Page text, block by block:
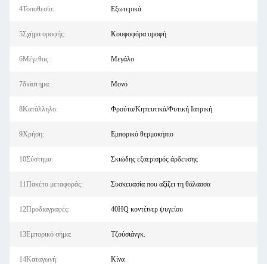
4Τοποθεσία: Εξωτερικά
5Σχήμα οροφής: Κουφοφόρα οροφή
6Μέγεθος: Μεγάλο
7διάστημα: Μονό
8Κατάλληλο: Φρούτα/Κηπευτικά/Φυτική Ιατρική
9Χρήση: Εμπορικό θερμοκήπιο
10Σύστημα: Σκιώδης εξαερισμός άρδευσης
11Πακέτο μεταφοράς: Συσκευασία που αξίζει τη θάλασσα
12Προδιαγραφές: 40HQ κοντέινερ ψυγείου
13Εμπορικό σήμα: Τζούσιάνγκ.
14Καταγωγή: Κίνα